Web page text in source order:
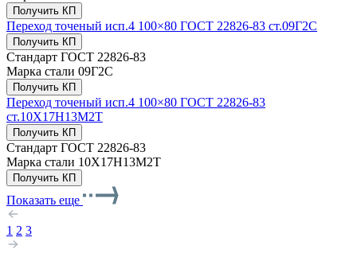
Получить КП
Переход точеный исп.4 100×80 ГОСТ 22826-83 ст.09Г2С
Получить КП
Стандарт ГОСТ 22826-83
Марка стали 09Г2С
Получить КП
Переход точеный исп.4 100×80 ГОСТ 22826-83
ст.10Х17Н13М2Т
Получить КП
Стандарт ГОСТ 22826-83
Марка стали 10Х17Н13М2Т
Получить КП
Показать еще
1 2 3